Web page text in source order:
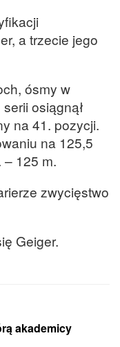
a trzecie jego
ósmy w
osiągnął
na 41. pozycji.
na 125,5
– 125 m.
zwycięstwo
Geiger.
akademicy